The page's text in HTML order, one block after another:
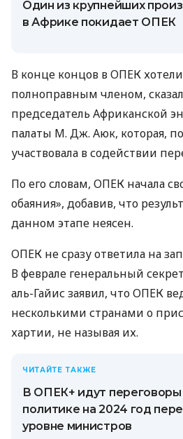
Один из крупнейших
в Африке покидает ОПЕК
В конце концов в ОПЕК
полноправным членом,
председатель Африканской
палаты М. Дж. Аюк, которая,
участвовала в содействии
По его словам, ОПЕК начала
обаяния», добавив, что
данном этапе неясен.
ОПЕК не сразу ответила на
В феврале генеральный
аль-Гайис заявил, что ОПЕК
несколькими странами о
хартии, не называя их.
ЧИТАЙТЕ ТАКЖЕ
В ОПЕК+ идут
политике на 2024 год
уровне министров